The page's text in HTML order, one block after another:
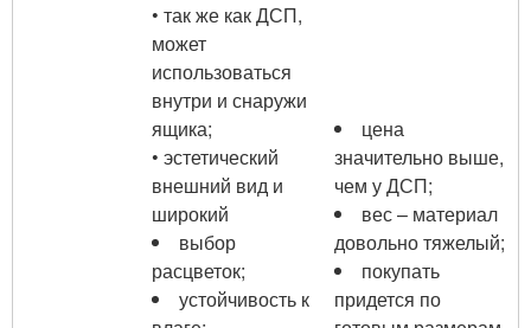
• так же как ДСП,
может
использоваться
внутри и снаружи
ящика;
• эстетический
внешний вид и
широкий
выбор
расцветок;
устойчивость к
цена
значительно выше,
чем у ДСП;
вес – материал
довольно тяжелый;
покупать
придется по